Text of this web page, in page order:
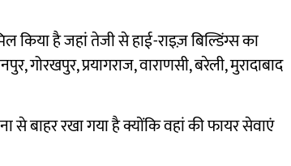
किया है जहां तेजी से हाई-राइज़ बिल्डिंग्स का
प्रयागराज, वाराणसी, बरेली, मुरादाबाद
से बाहर रखा गया है क्योंकि वहां की फायर सेवाएं